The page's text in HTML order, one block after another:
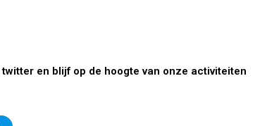
twitter en blijf op de hoogte van onze activiteiten